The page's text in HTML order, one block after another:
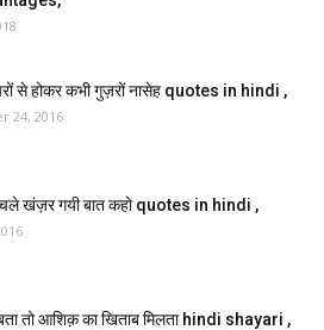
से होकर कभी गुज़रों नासेह quotes in hindi ,
24, 2016
खंज़र गयी बात कहो quotes in hindi ,
तो आशिक़ का खिताब मिलता hindi shayari ,